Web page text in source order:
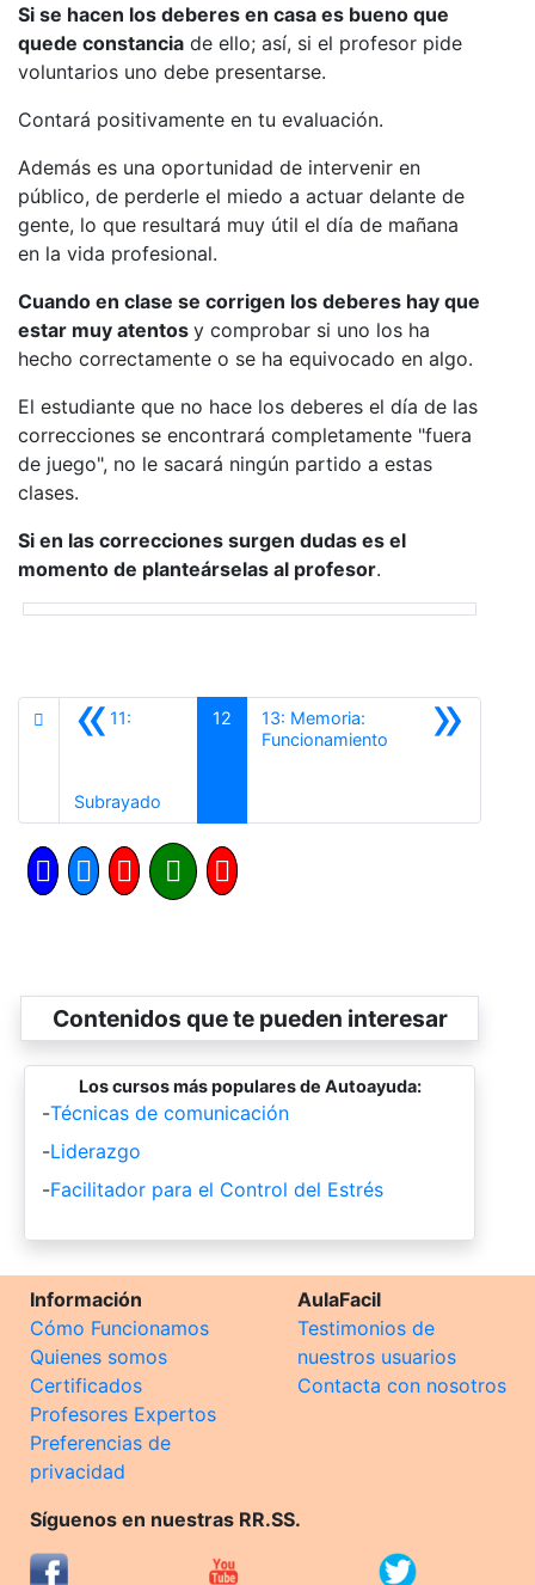
Si se hacen los deberes en casa es bueno que
quede constancia de ello; así, si el profesor pide
voluntarios uno debe presentarse.
Contará positivamente en tu evaluación.
Además es una oportunidad de intervenir en
público, de perderle el miedo a actuar delante de
gente, lo que resultará muy útil el día de mañana
en la vida profesional.
Cuando en clase se corrigen los deberes hay que
estar muy atentos y comprobar si uno los ha
hecho correctamente o se ha equivocado en algo.
El estudiante que no hace los deberes el día de las
correcciones se encontrará completamente "fuera
de juego", no le sacará ningún partido a estas
clases.
Si en las correcciones surgen dudas es el
momento de planteárselas al profesor.
«11:
Subrayado
12 »
13: Memoria:
Funcionamiento Siguiente
Contenidos que te pueden interesar
Los cursos más populares de Autoayuda:
-Técnicas de comunicación
-Liderazgo
-Facilitador para el Control del Estrés
Información
Cómo Funcionamos
Quienes somos
Certificados
Profesores Expertos
Preferencias de
privacidad
AulaFacil
Testimonios de
nuestros usuarios
Contacta con nosotros
Síguenos en nuestras RR.SS.